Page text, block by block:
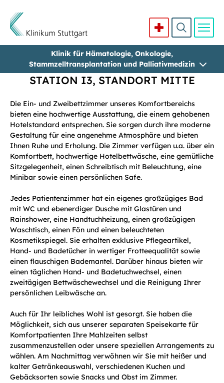
Direkt zum InhaltKlinik für Hämatologie, Onkologie,
Stammzelltransplantation und Palliativmedizin
STATION I3, STANDORT MITTE
Die Ein- und Zweibettzimmer unseres Komfortbereichs
bieten eine hochwertige Ausstattung, die einem gehobenen
Hotelstandard entsprechen. Sie sorgen durch ihre moderne
Gestaltung für eine angenehme Atmosphäre und bieten
Ihnen Ruhe und Erholung. Die Zimmer verfügen u.a. über ein
Komfortbett, hochwertige Hotelbettwäsche, eine gemütliche
Sitzgelegenheit, einen Schreibtisch mit Beleuchtung, eine
Minibar sowie einen persönlichen Safe.
Jedes Patientenzimmer hat ein eigenes großzügiges Bad
mit WC und ebenerdiger Dusche mit Glastüren und
Rainshower, eine Handtuchheizung, einen großzügigen
Waschtisch, einen Fön und einen beleuchteten
Kosmetikspiegel. Sie erhalten exklusive Pflegeartikel,
Hand- und Badetücher in wertiger Frotteequalität sowie
einen flauschigen Bademantel. Darüber hinaus bieten wir
einen täglichen Hand- und Badetuchwechsel, einen
zweitägigen Bettwäschewechsel und die Reinigung Ihrer
persönlichen Leibwäsche an.
Auch für Ihr leibliches Wohl ist gesorgt. Sie haben die
Möglichkeit, sich aus unserer separaten Speisekarte für
Komfortpatienten Ihre Mahlzeiten selbst
zusammenzustellen oder unsere speziellen Arrangements zu
wählen. Am Nachmittag verwöhnen wir Sie mit heißer und
kalter Getränkeauswahl, verschiedenen Kuchen und
Gebäcksorten sowie Snacks und Obst im Zimmer.